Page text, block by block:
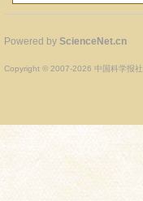
Powered by ScienceNet.cn
Copyright © 2007-2026 中国科学报社